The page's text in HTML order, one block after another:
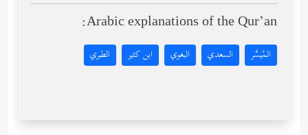
Arabic explanations of the Qur’an:
المُيسَّر السعدي البغوي ابن كثير الطبري